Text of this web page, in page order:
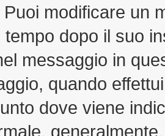
modificare un
tempo dopo il suo
messaggio in
quando
dove viene